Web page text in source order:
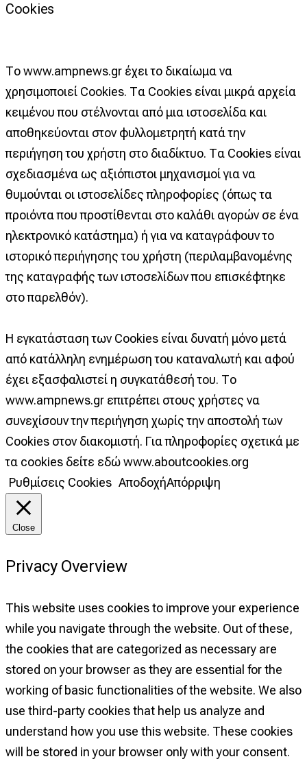
Cookies
Το www.ampnews.gr έχει το δικαίωμα να
χρησιμοποιεί Cookies. Τα Cookies είναι μικρά αρχεία
κειμένου που στέλνονται από μια ιστοσελίδα και
αποθηκεύονται στον φυλλομετρητή κατά την
περιήγηση του χρήστη στο διαδίκτυο. Τα Cookies είναι
σχεδιασμένα ως αξιόπιστοι μηχανισμοί για να
θυμούνται οι ιστοσελίδες πληροφορίες (όπως τα
προιόντα που προστίθενται στο καλάθι αγορών σε ένα
ηλεκτρονικό κατάστημα) ή για να καταγράφουν το
ιστορικό περιήγησης του χρήστη (περιλαμβανομένης
της καταγραφής των ιστοσελίδων που επισκέφτηκε
στο παρελθόν).
Η εγκατάσταση των Cookies είναι δυνατή μόνο μετά
από κατάλληλη ενημέρωση του καταναλωτή και αφού
έχει εξασφαλιστεί η συγκατάθεσή του. Το
www.ampnews.gr επιτρέπει στους χρήστες να
συνεχίσουν την περιήγηση χωρίς την αποστολή των
Cookies στον διακομιστή. Για πληροφορίες σχετικά με
τα cookies δείτε εδώ www.aboutcookies.org
Ρυθμίσεις Cookies ΑποδοχήΑπόρριψη
Close
Privacy Overview
This website uses cookies to improve your experience
while you navigate through the website. Out of these,
the cookies that are categorized as necessary are
stored on your browser as they are essential for the
working of basic functionalities of the website. We also
use third-party cookies that help us analyze and
understand how you use this website. These cookies
will be stored in your browser only with your consent.